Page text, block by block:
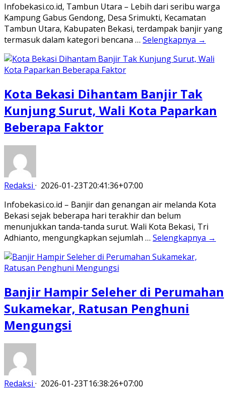
Infobekasi.co.id, Tambun Utara – Lebih dari seribu warga
Kampung Gabus Gendong, Desa Srimukti, Kecamatan
Tambun Utara, Kabupaten Bekasi, terdampak banjir yang
termasuk dalam kategori bencana … Selengkapnya →
Kota Bekasi Dihantam Banjir Tak
Kunjung Surut, Wali Kota Paparkan
Beberapa Faktor
Redaksi · 2026-01-23T20:41:36+07:00
Infobekasi.co.id – Banjir dan genangan air melanda Kota
Bekasi sejak beberapa hari terakhir dan belum
menunjukkan tanda-tanda surut. Wali Kota Bekasi, Tri
Adhianto, mengungkapkan sejumlah … Selengkapnya →
Banjir Hampir Seleher di Perumahan
Sukamekar, Ratusan Penghuni
Mengungsi
Redaksi · 2026-01-23T16:38:26+07:00